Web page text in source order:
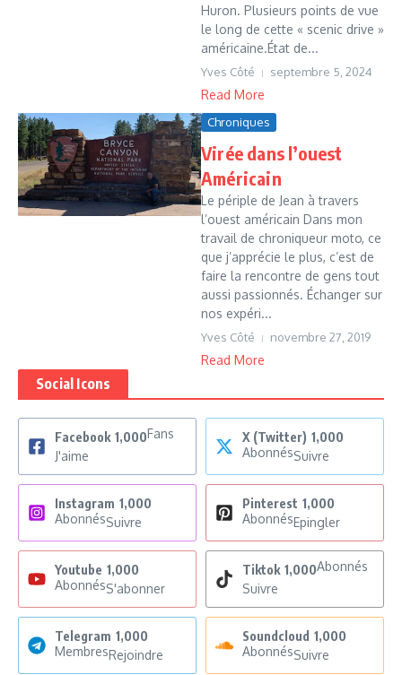
Huron. Plusieurs points de vue
le long de cette « scenic drive »
américaine.État de...
Yves Côté septembre 5, 2024
Read More
Chroniques
Virée dans l’ouest
Américain
Le périple de Jean à travers
l’ouest américain Dans mon
travail de chroniqueur moto, ce
que j’apprécie le plus, c’est de
faire la rencontre de gens tout
aussi passionnés. Échanger sur
nos expéri...
Yves Côté novembre 27, 2019
Read More
Social Icons
Facebook 1,000Fans
J'aime
X (Twitter) 1,000
AbonnésSuivre
Instagram 1,000
AbonnésSuivre
Pinterest 1,000
AbonnésEpingler
Youtube 1,000
AbonnésS'abonner
Tiktok 1,000Abonnés
Suivre
Telegram 1,000
MembresRejoindre
Soundcloud 1,000
AbonnésSuivre